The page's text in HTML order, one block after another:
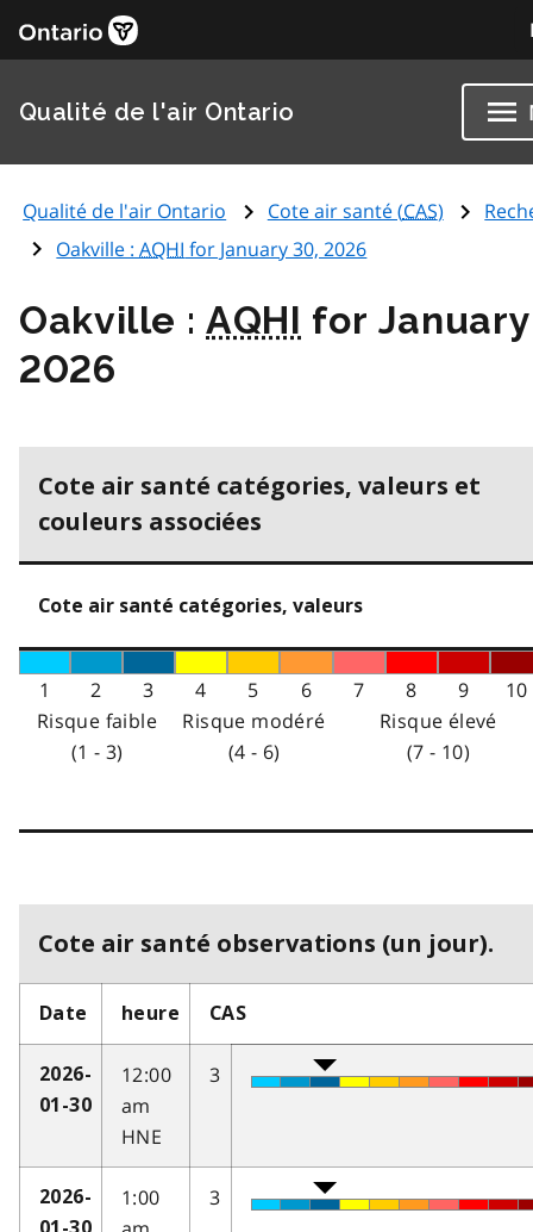
Qualité de l'air Ontario
Qualité de l'air Ontario Cote air santé (CAS)
Oakville :AQHI for January 30, 2026
Oakville :AQHI for
2026
Cote air santé catégories, valeurs et
couleurs associées
Cote air santé catégories, valeurs
1 2 3 4 5 6 7 8 9
10
Risque faible
(1 - 3)
Risque modéré
(4 - 6)
Risque élevé
(7 - 10)
Cote air santé observations (un jour).
Date heure CAS
2026-
01-30
12:00
am
HNE
3
2026-
1:00
3